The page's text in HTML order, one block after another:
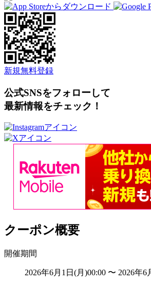
新規無料登録
公式SNSをフォローして
最新情報をチェック！
クーポン概要
開催期間
2026年6月1日(月)00:00 〜 2026年6